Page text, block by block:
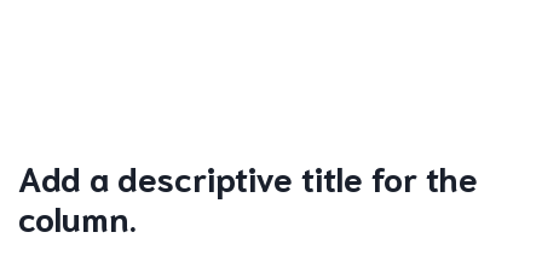
Add a descriptive title for the
column.